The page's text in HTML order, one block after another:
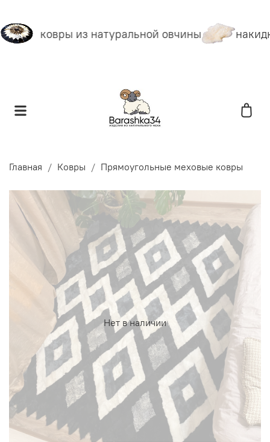
ковры из натуральной овчины
Главная Ковры Прямоугольные меховые ковры
Нет в наличии